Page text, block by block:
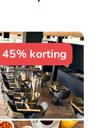
45% korting